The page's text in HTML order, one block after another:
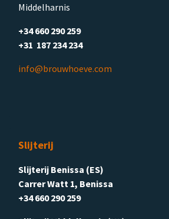
Middelharnis
+34 660 290 259
+31 187 234 234
info@brouwhoeve.com
Slijterij
Slijterij Benissa (ES)
Carrer Watt 1, Benissa
+34 660 290 259